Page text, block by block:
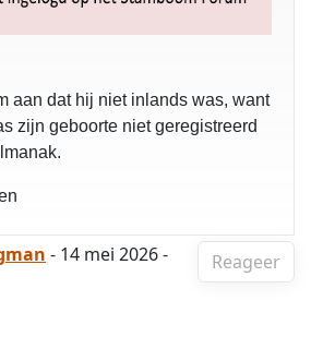
aan dat hij niet inlands was, want
zijn geboorte niet geregistreerd
Reageer
- 14 mei 2026 -